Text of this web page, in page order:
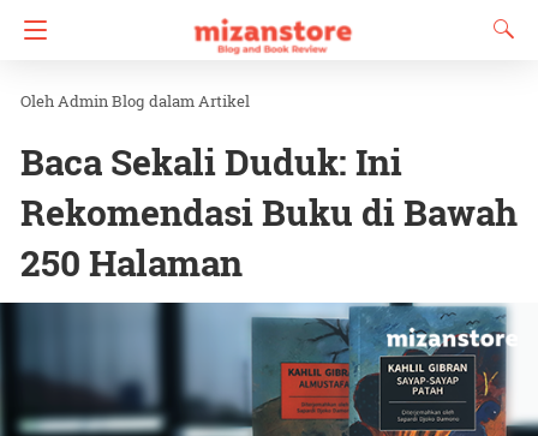
Admin Blog dalamArtikel
Baca Sekali Duduk: Ini
Rekomendasi Buku di Bawah
250 Halaman